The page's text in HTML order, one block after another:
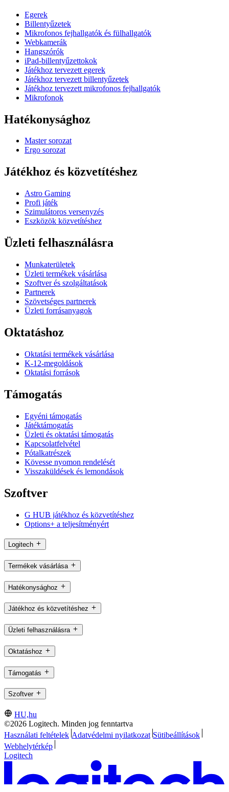
Egerek
Billentyűzetek
Mikrofonos fejhallgatók és fülhallgatók
Webkamerák
Hangszórók
iPad-billentyűzettokok
Játékhoz tervezett egerek
Játékhoz tervezett billentyűzetek
Játékhoz tervezett mikrofonos fejhallgatók
Mikrofonok
Hatékonysághoz
Master sorozat
Ergo sorozat
Játékhoz és közvetítéshez
Astro Gaming
Profi játék
Szimulátoros versenyzés
Eszközök közvetítéshez
Üzleti felhasználásra
Munkaterületek
Üzleti termékek vásárlása
Szoftver és szolgáltatások
Partnerek
Szövetséges partnerek
Üzleti forrásanyagok
Oktatáshoz
Oktatási termékek vásárlása
K-12-megoldások
Oktatási források
Támogatás
Egyéni támogatás
Játéktámogatás
Üzleti és oktatási támogatás
Kapcsolatfelvétel
Pótalkatrészek
Kövesse nyomon rendelését
Visszaküldések és lemondások
Szoftver
G HUB játékhoz és közvetítéshez
Options+ a teljesítményért
Logitech
Termékek vásárlása
Hatékonysághoz
Játékhoz és közvetítéshez
Üzleti felhasználásra
Oktatáshoz
Támogatás
Szoftver
HU,hu
©2026 Logitech. Minden jog fenntartva
Használati feltételek Adatvédelmi nyilatkozat Sütibeállítások
Webhelytérkép
Logitech